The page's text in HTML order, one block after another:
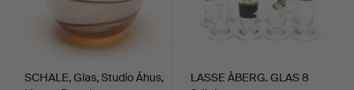
SCHALE, Glas, Studio Åhus,
LASSE ÅBERG. GLAS 8